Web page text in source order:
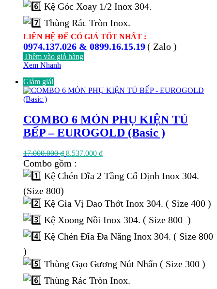
Kệ Góc Xoay 1/2 Inox 304.
Thùng Rác Tròn Inox.
LIÊN HỆ ĐỂ CÓ GIÁ TỐT NHẤT :
0974.137.026 & 0899.16.15.19( Zalo )
Thêm vào giỏ hàng
Xem Nhanh
Giảm giá!
COMBO 6 MÓN PHỤ KIỆN TỦ
BẾP – EUROGOLD (Basic )
17.000.000₫ Giá
gốc
17.000.000 ₫.
8.537.000 ₫Giá
là:
Combo gồm :
Kệ Chén Đĩa 2 Tầng Cố Định Inox 304.
(Size 800)
Kệ Gia Vị Dao Thớt Inox 304. ( Size 400 )
Kệ Xoong Nồi Inox 304. ( Size 800 )
Kệ Chén Đĩa Đa Năng Inox 304. ( Size 800
)
Thùng Gạo Gương Nút Nhấn ( Size 300 )
Thùng Rác Tròn Inox.